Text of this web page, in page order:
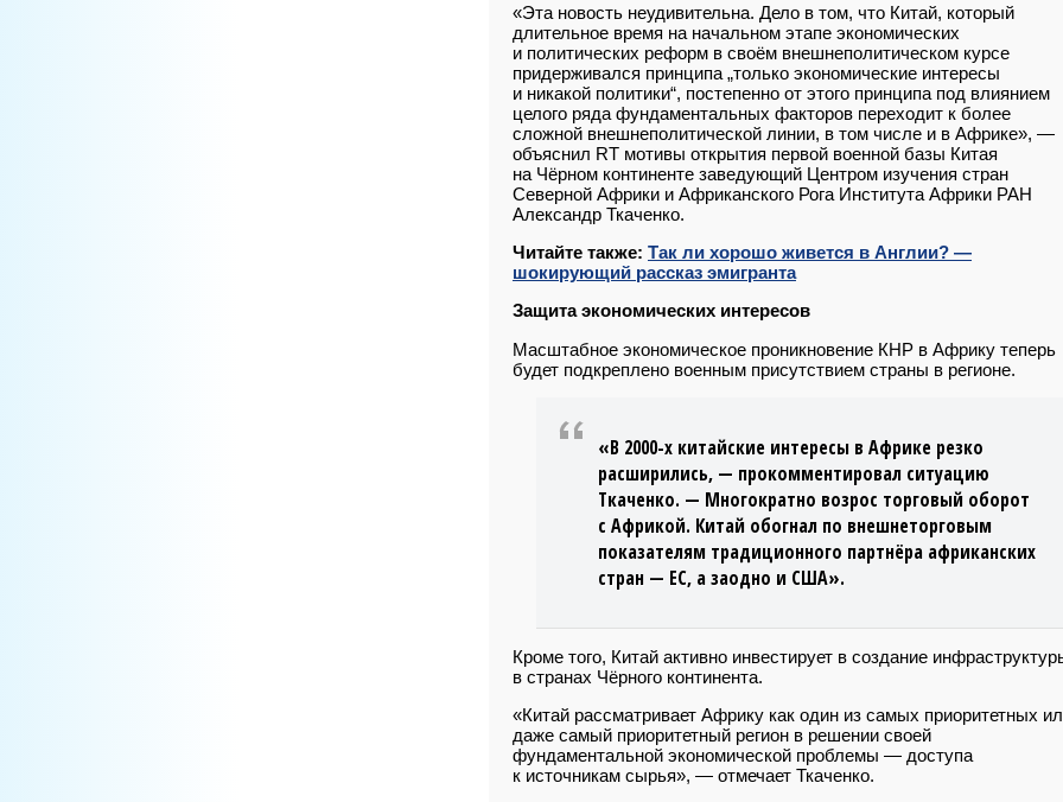
«Эта новость неудивительна. Дело в том, что Китай, который
длительное время на начальном этапе экономических
и политических реформ в своём внешнеполитическом курсе
придерживался принципа „только экономические интересы
и никакой политики“, постепенно от этого принципа под влиянием
целого ряда фундаментальных факторов переходит к более
сложной внешнеполитической линии, в том числе и в Африке», —
объяснил RT мотивы открытия первой военной базы Китая
на Чёрном континенте заведующий Центром изучения стран
Северной Африки и Африканского Рога Института Африки РАН
Александр Ткаченко.
Читайте также: Так ли хорошо живется в Англии? —
шокирующий рассказ эмигранта
Защита экономических интересов
Масштабное экономическое проникновение КНР в Африку теперь
будет подкреплено военным присутствием страны в регионе.
«В 2000-х китайские интересы в Африке резко
расширились, — прокомментировал ситуацию
Ткаченко. — Многократно возрос торговый оборот
с Африкой. Китай обогнал по внешнеторговым
показателям традиционного партнёра африканских
стран — ЕС, а заодно и США».
Кроме того, Китай активно инвестирует в создание
в странах Чёрного континента.
«Китай рассматривает Африку как один из самых приоритетных
даже самый приоритетный регион в решении своей
фундаментальной экономической проблемы — доступа
к источникам сырья», — отмечает Ткаченко.